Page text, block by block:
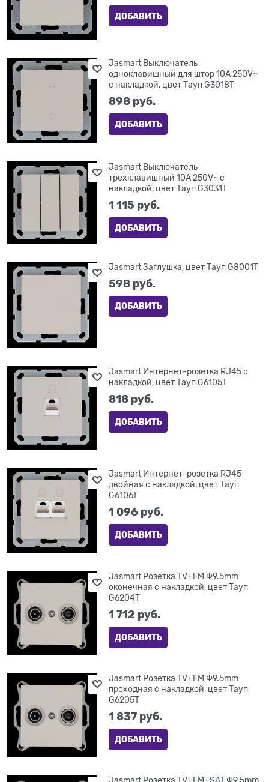
ДОБАВИТЬ
Jasmart Выключатель
одноклавишный для штор 10A 250V~
с накладкой, цвет Тауп G3018T
898 руб.
ДОБАВИТЬ
Jasmart Выключатель
трехклавишный 10A 250V~ с
накладкой, цвет Тауп G3031T
1 115 руб.
ДОБАВИТЬ
Jasmart Заглушка, цвет Тауп G8001T
598 руб.
ДОБАВИТЬ
Jasmart Интернет-розетка RJ45 с
накладкой, цвет Тауп G6105T
818 руб.
ДОБАВИТЬ
Jasmart Интернет-розетка RJ45
двойная с накладкой, цвет Тауп
G6106T
1 096 руб.
ДОБАВИТЬ
Jasmart Розетка TV+FM Φ9.5mm
оконечная с накладкой, цвет Тауп
G6204T
1 712 руб.
ДОБАВИТЬ
Jasmart Розетка TV+FM Φ9.5mm
проходная с накладкой, цвет Тауп
G6205T
1 837 руб.
ДОБАВИТЬ